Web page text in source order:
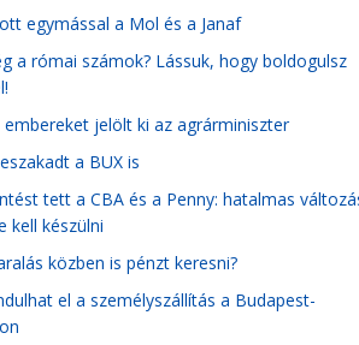
egymással a Mol és a Janaf
a római számok? Lássuk, hogy boldogulsz
jelölt ki az agrárminiszter
a BUX is
tett a CBA és a Penny: hatalmas
kell készülni
közben is pénzt keresni?
el a személyszállítás a Budapest-